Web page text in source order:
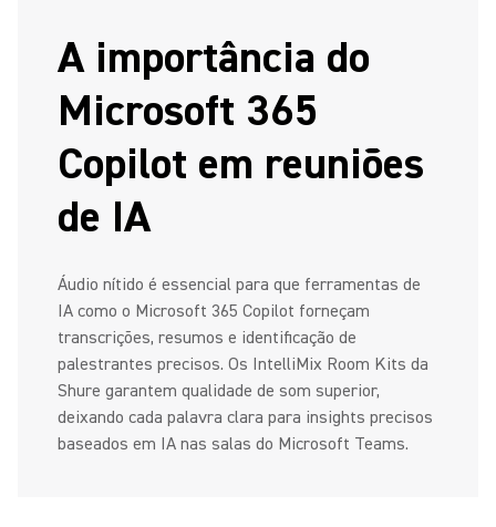
A importância do
Microsoft 365
Copilot em reuniões
de IA
Áudio nítido é essencial para que ferramentas de
IA como o Microsoft 365 Copilot forneçam
transcrições, resumos e identificação de
palestrantes precisos. Os IntelliMix Room Kits da
Shure garantem qualidade de som superior,
deixando cada palavra clara para insights precisos
baseados em IA nas salas do Microsoft Teams.